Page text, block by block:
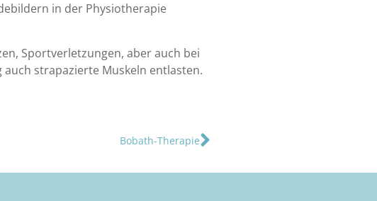
in der Physiotherapie
Sportverletzungen, aber auch bei
strapazierte Muskeln entlasten.
Bobath-Therapie